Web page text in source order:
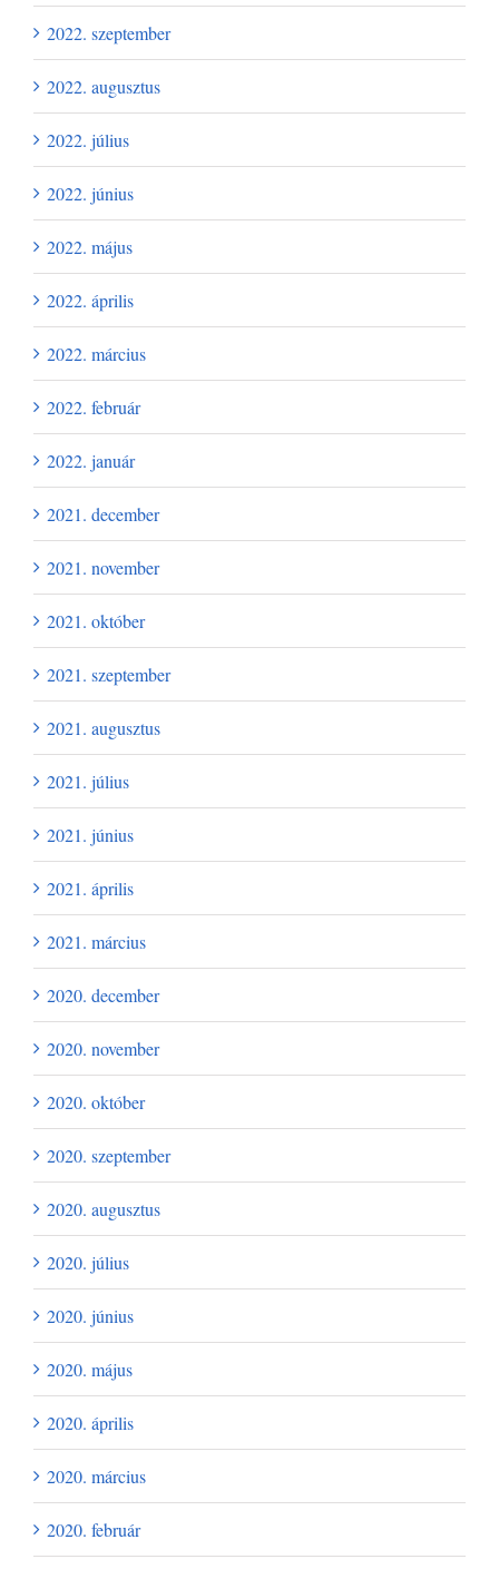
2022. szeptember
2022. augusztus
2022. július
2022. június
2022. május
2022. április
2022. március
2022. február
2022. január
2021. december
2021. november
2021. október
2021. szeptember
2021. augusztus
2021. július
2021. június
2021. április
2021. március
2020. december
2020. november
2020. október
2020. szeptember
2020. augusztus
2020. július
2020. június
2020. május
2020. április
2020. március
2020. február